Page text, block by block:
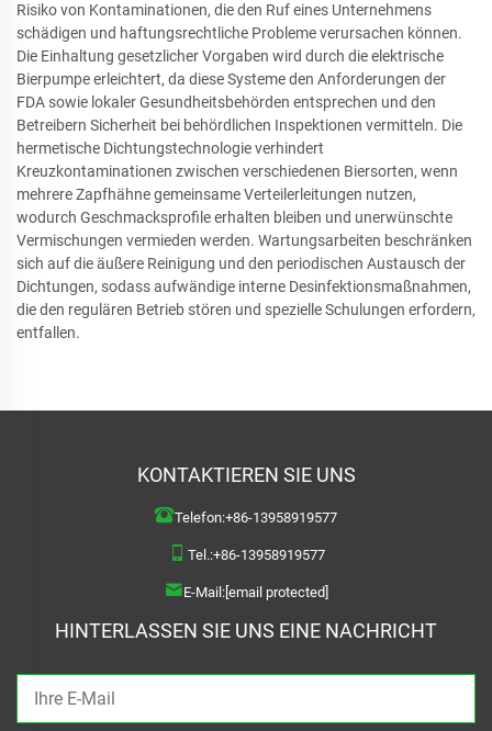
Risiko von Kontaminationen, die den Ruf eines Unternehmens
schädigen und haftungsrechtliche Probleme verursachen können.
Die Einhaltung gesetzlicher Vorgaben wird durch die elektrische
Bierpumpe erleichtert, da diese Systeme den Anforderungen der
FDA sowie lokaler Gesundheitsbehörden entsprechen und den
Betreibern Sicherheit bei behördlichen Inspektionen vermitteln. Die
hermetische Dichtungstechnologie verhindert
Kreuzkontaminationen zwischen verschiedenen Biersorten, wenn
mehrere Zapfhähne gemeinsame Verteilerleitungen nutzen,
wodurch Geschmacksprofile erhalten bleiben und unerwünschte
Vermischungen vermieden werden. Wartungsarbeiten beschränken
sich auf die äußere Reinigung und den periodischen Austausch der
Dichtungen, sodass aufwändige interne Desinfektionsmaßnahmen,
die den regulären Betrieb stören und spezielle Schulungen erfordern,
entfallen.
KONTAKTIEREN SIE UNS
Telefon:+86-13958919577
Tel.:+86-13958919577
E-Mail: [email protected]
HINTERLASSEN SIE UNS EINE NACHRICHT